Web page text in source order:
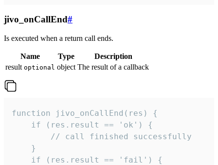
jivo_onCallEnd#
Is executed when a return call ends.
Name Type
Description
result optional object The result of a callback
function jivo_onCallEnd(res) {
    if (res.result == 'ok') {
        // call finished successfully
    }
    if (res.result == 'fail') {